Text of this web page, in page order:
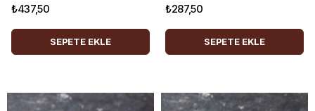
₺437,50
SEPETE EKLE
₺287,50
SEPETE EKLE